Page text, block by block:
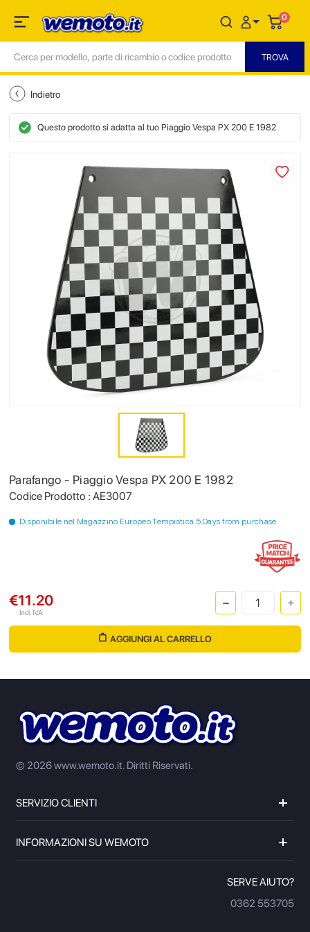
0
Indietro
Questo prodotto si adatta al tuo Piaggio Vespa PX 200 E 1982
Parafango - Piaggio Vespa PX 200 E 1982
Codice Prodotto : AE3007
Disponibile nel Magazzino Europeo Tempistica 5 Days from purchase
€11.20
Incl. IVA
AGGIUNGI AL CARRELLO
© 2026 www.wemoto.it. Diritti Riservati.
SERVIZIO CLIENTI
INFORMAZIONI SU WEMOTO
SERVE AIUTO?
0362 553705